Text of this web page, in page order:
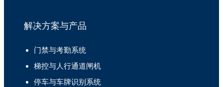
解决方案与产品
门禁与考勤系统
梯控与人行通道闸机
停车与车牌识别系统